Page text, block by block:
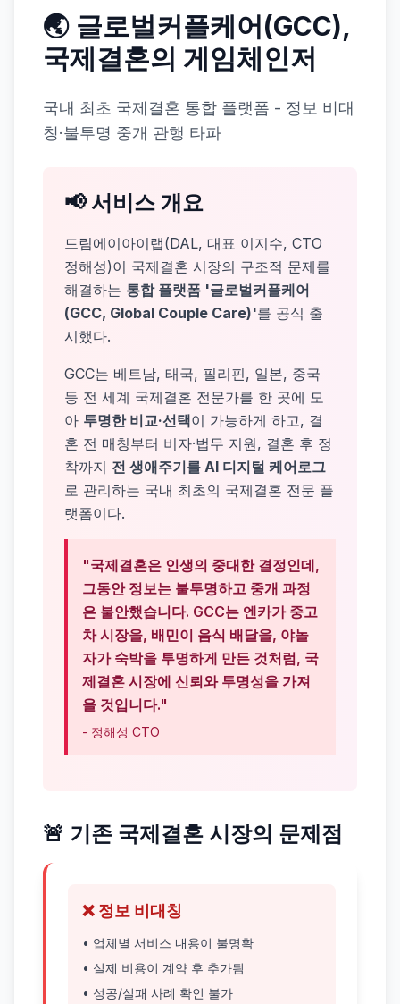
🌏 글로벌커플케어(GCC),
국제결혼의 게임체인저
국내 최초 국제결혼 통합 플랫폼 - 정보 비대
칭·불투명 중개 관행 타파
📢 서비스 개요
드림에이아이랩(DAL, 대표 이지수, CTO
정해성)이 국제결혼 시장의 구조적 문제를
해결하는 통합 플랫폼 '글로벌커플케어
(GCC, Global Couple Care)'를 공식 출
시했다.
GCC는 베트남, 태국, 필리핀, 일본, 중국
등 전 세계 국제결혼 전문가를 한 곳에 모
아 투명한 비교·선택이 가능하게 하고, 결
혼 전 매칭부터 비자·법무 지원, 결혼 후 정
착까지 전 생애주기를 AI 디지털 케어로그
로 관리하는 국내 최초의 국제결혼 전문 플
랫폼이다.
"국제결혼은 인생의 중대한 결정인데,
그동안 정보는 불투명하고 중개 과정
은 불안했습니다. GCC는 엔카가 중고
차 시장을, 배민이 음식 배달을, 야놀
자가 숙박을 투명하게 만든 것처럼, 국
제결혼 시장에 신뢰와 투명성을 가져
올 것입니다."
- 정해성 CTO
🚨 기존 국제결혼 시장의 문제점
❌ 정보 비대칭
• 업체별 서비스 내용이 불명확
• 실제 비용이 계약 후 추가됨
• 성공/실패 사례 확인 불가